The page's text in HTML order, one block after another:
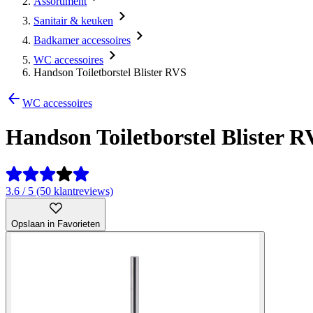
Sanitair & keuken
Badkamer accessoires
WC accessoires
Handson Toiletborstel Blister RVS
WC accessoires
Handson Toiletborstel Blister
3.6 / 5 (50 klantreviews)
Opslaan in Favorieten